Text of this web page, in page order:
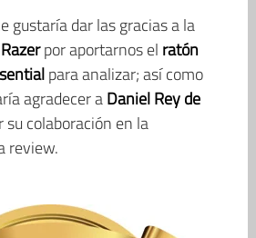
gustaría dar las gracias a la
Razerpor aportarnos el ratón
para analizar; así como
agradecer aDaniel Rey de
colaboración en la
review.